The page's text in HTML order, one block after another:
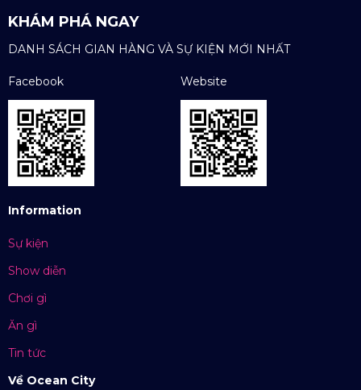
KHÁM PHÁ NGAY
DANH SÁCH GIAN HÀNG VÀ SỰ KIỆN MỚI NHẤT
Facebook Website
Information
Sự kiện
Show diễn
Chơi gì
Ăn gì
Tin tức
Về Ocean City